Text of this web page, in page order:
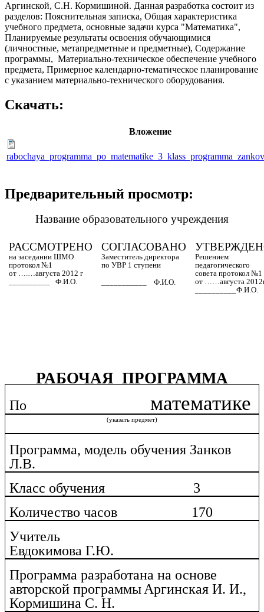
Аргинской, С.Н. Кормишиной. Данная разработка состоит из
разделов: Пояснительная записка, Общая характеристика
учебного предмета, основные задачи курса "Математика",
Планируемые результаты освоения обучающимися
(личностные, метапредметные и предметные), Содержание
программы, Материально-техническое обеспечение учебного
предмета, Примерное календарно-тематическое планирование
с указанием материально-технического оборудования.
Скачать:
Вложение
Предварительный просмотр:
Название образовательного учреждения
РАССМОТРЕНО
на заседании ШМО
протокол №1
от ….…августа 2012 г
__________ Ф.И.О.
СОГЛАСОВАНО
Заместитель директора
по УВР 1 ступени
___________ Ф.И.О.
Решением
педагогического
совета протокол №1
от ……августа
__________Ф.И.О.
РАБОЧАЯ ПРОГРАММА
Поматематике
(указать предмет)
Программа, модель обучения Занков
Л.В.
Класс обучения 3
Количество часов 170
Учитель
Евдокимова Г.Ю.
Программа разработана на основе
авторской программыАргинская И. И.,
Кормишина С. Н.